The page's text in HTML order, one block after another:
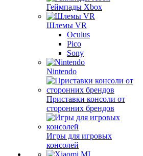
Геймпады Xbox
Шлемы VR
Oculus
Pico
Sony
Nintendo
Приставки консоли от
сторонних брендов
Игры для игровых
консолей